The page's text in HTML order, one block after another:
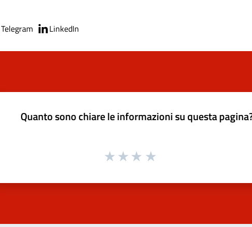
Telegram LinkedIn
Quanto sono chiare le informazioni su questa